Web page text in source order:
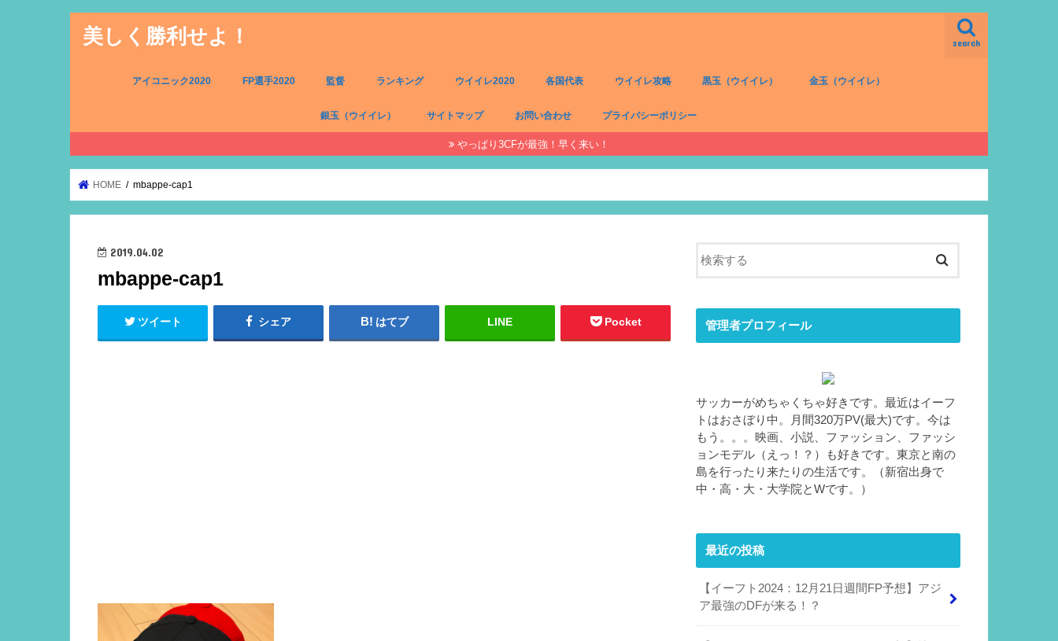
美しく勝利せよ！ search
アイコニック2020 FP選手2020 監督 ランキング ウイイレ2020 各国代表 ウイイレ攻略 黒玉（ウイイレ） 金玉（ウイイレ）
銀玉（ウイイレ） サイトマップ お問い合わせ プライバシーポリシー
やっぱり3CFが最強！早く来い！
HOME mbappe-cap1
2019.04.02
mbappe-cap1
ツイート シェア はてブ LINE Pocket 管理者プロフィール
サッカーがめちゃくちゃ好きです。最近はイーフ
トはおさぼり中。月間320万PV(最大)です。今は
もう。。。映画、小説、ファッション、ファッシ
ョンモデル（えっ！？）も好きです。東京と南の
島を行ったり来たりの生活です。（新宿出身で
中・高・大・大学院とWです。）
最近の投稿
【イーフト2024：12月21日週間FP予想】アジ
ア最強のDFが来る！？